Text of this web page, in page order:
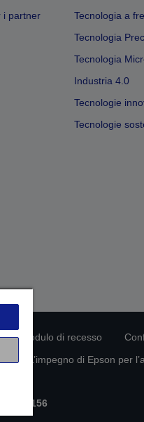
i partner
Tecnologia a
Tecnologia
Tecnologia
Industria 4.0
Tecnologie
Tecnologie
Modulo di recesso
L’impegno di Epson per